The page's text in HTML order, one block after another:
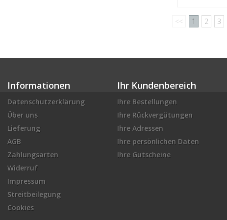
<< 1 2 3
Informationen
Datenschutzerklärung
Über uns
Lieferung
AGB
Zahlungsarten
Widerruf
Impressum
Streitbeilegung
Cookies
Ihr Kundenbereich
Ihre Bestellungen
Ihre Rückvergütungen
Ihre Adressen
Ihre persönlichen Daten
Ihre Gutscheine